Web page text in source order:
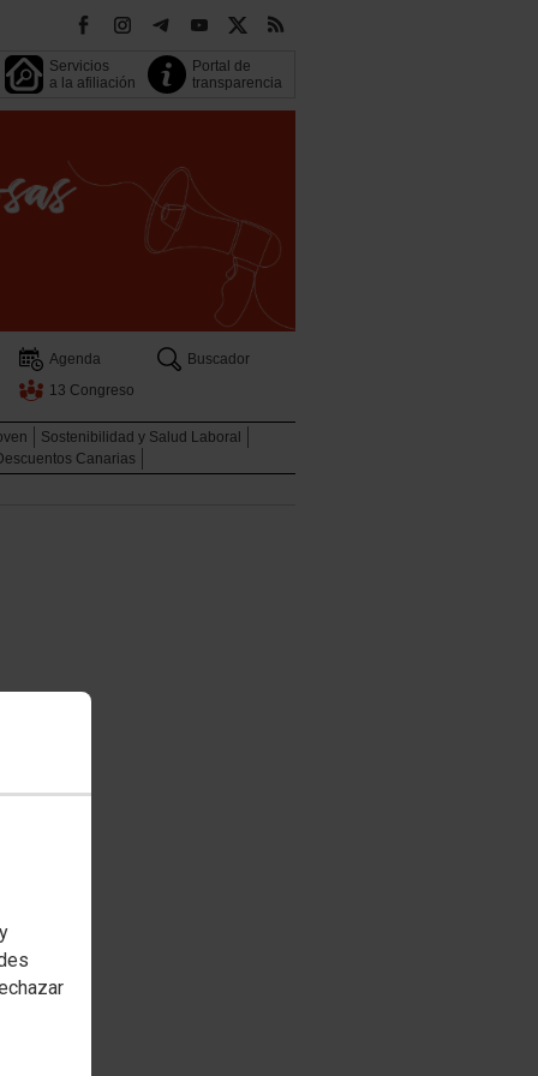
Servicios
a la afiliación
Portal de
transparencia
Agenda
Buscador
13 Congreso
Sostenibilidad y Salud Laboral
Canarias